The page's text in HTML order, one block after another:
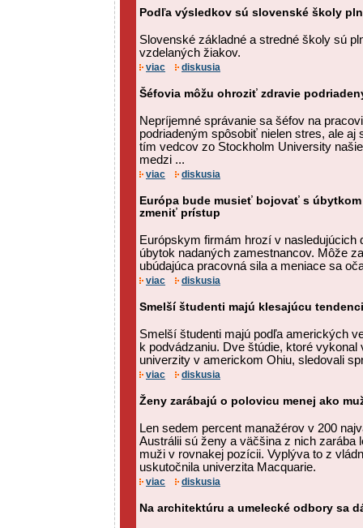
Podľa výsledkov sú slovenské školy
Slovenské základné a stredné školy sú
vzdelaných žiakov.
viac diskusia
Šéfovia môžu ohroziť zdravie
Nepríjemné správanie sa šéfov na
podriadeným spôsobiť nielen stres, ale aj
tím vedcov zo Stockholm University
medzi ...
viac diskusia
Európa bude musieť bojovať s
zmeniť prístup
Európskym firmám hrozí v nasledujúcich
úbytok nadaných zamestnancov. Môže
ubúdajúca pracovná sila a meniace sa
viac diskusia
Smelší študenti majú klesajúcu
Smelší študenti majú podľa amerických
k podvádzaniu. Dve štúdie, ktoré
univerzity v americkom Ohiu, sledovali
viac diskusia
Ženy zarábajú o polovicu menej ako
Len sedem percent manažérov v 200
Austrálii sú ženy a väčšina z nich zarába
muži v rovnakej pozícii. Vyplýva to z
uskutočnila univerzita Macquarie.
viac diskusia
Na architektúru a umelecké odbory sa